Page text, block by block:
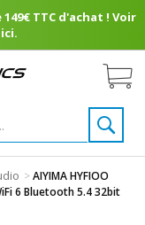
TTC d'achat ! Voir
>AIYIMA HYFIOO
6 Bluetooth 5.4 32bit